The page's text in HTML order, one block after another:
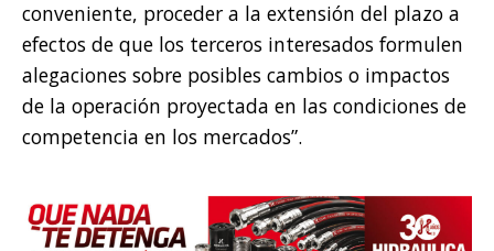
conveniente, proceder a la extensión del plazo a
efectos de que los terceros interesados formulen
alegaciones sobre posibles cambios o impactos
de la operación proyectada en las condiciones de
competencia en los mercados”.